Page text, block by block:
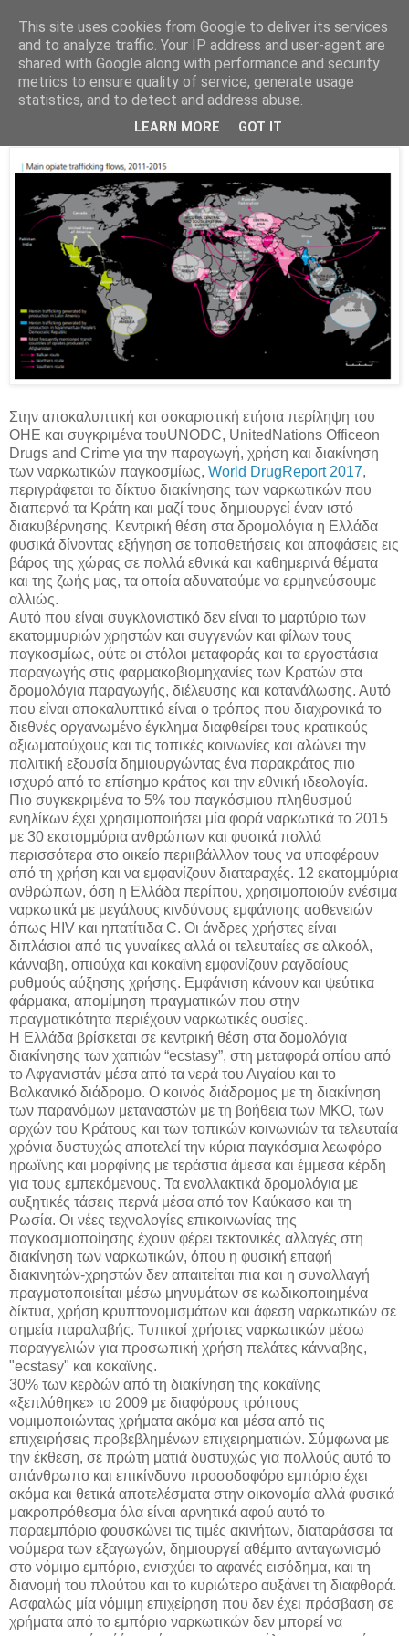
Parakato.gr
ΤΑ ΚΡΑΤΗ ΤΩΝ ΝΑΡΚΩΤΙΚΩΝ
Στην αποκαλυπτική και σοκαριστική ετήσια περίληψη του
ΟΗΕ και συγκριμένα τουUNODC, UnitedNations Officeon
Drugs and Crime για την παραγωγή, χρήση και διακίνηση
των ναρκωτικών παγκοσμίως, World DrugReport 2017,
περιγράφεται το δίκτυο διακίνησης των ναρκωτικών που
διαπερνά τα Κράτη και μαζί τους δημιουργεί έναν ιστό
διακυβέρνησης. Κεντρική θέση στα δρομολόγια η Ελλάδα
φυσικά δίνοντας εξήγηση σε τοποθετήσεις και αποφάσεις εις
βάρος της χώρας σε πολλά εθνικά και καθημερινά θέματα
και της ζωής μας, τα οποία αδυνατούμε να ερμηνεύσουμε
αλλιώς.
Αυτό που είναι συγκλονιστικό δεν είναι το μαρτύριο των
εκατομμυριών χρηστών και συγγενών και φίλων τους
παγκοσμίως, ούτε οι στόλοι μεταφοράς και τα εργοστάσια
παραγωγής στις φαρμακοβιομηχανίες των Κρατών στα
δρομολόγια παραγωγής, διέλευσης και κατανάλωσης. Αυτό
που είναι αποκαλυπτικό είναι ο τρόπος που διαχρονικά το
διεθνές οργανωμένο έγκλημα διαφθείρει τους κρατικούς
αξιωματούχους και τις τοπικές κοινωνίες και αλώνει την
πολιτική εξουσία δημιουργώντας ένα παρακράτος πιο
ισχυρό από το επίσημο κράτος και την εθνική ιδεολογία.
Πιο συγκεκριμένα το 5% του παγκόσμιου πληθυσμού
ενηλίκων έχει χρησιμοποιήσει μία φορά ναρκωτικά το 2015
με 30 εκατομμύρια ανθρώπων και φυσικά πολλά
περισσότερα στο οικείο περιιβάλλλον τους να υποφέρουν
από τη χρήση και να εμφανίζουν διαταραχές. 12 εκατομμύρια
ανθρώπων, όση η Ελλάδα περίπου, χρησιμοποιούν ενέσιμα
ναρκωτικά με μεγάλους κινδύνους εμφάνισης ασθενειών
όπως HIV και ηπατίτιδα C. Οι άνδρες χρήστες είναι
διπλάσιοι από τις γυναίκες αλλά οι τελευταίες σε αλκοόλ,
κάνναβη, οπιούχα και κοκαϊνη εμφανίζουν ραγδαίους
ρυθμούς αύξησης χρήσης. Εμφάνιση κάνουν και ψεύτικα
φάρμακα, απομίμηση πραγματικών που στην
πραγματικότητα περιέχουν ναρκωτικές ουσίες.
Η Ελλάδα βρίσκεται σε κεντρική θέση στα δομολόγια
διακίνησης των χαπιών “ecstasy”, στη μεταφορά οπίου από
το Αφγανιστάν μέσα από τα νερά του Αιγαίου και το
Βαλκανικό διάδρομο. Ο κοινός διάδρομος με τη διακίνηση
των παρανόμων μεταναστών με τη βοήθεια των ΜΚΟ, των
αρχών του Κράτους και των τοπικών κοινωνιών τα τελευταία
χρόνια δυστυχώς αποτελεί την κύρια παγκόσμια λεωφόρο
ηρωϊνης και μορφίνης με τεράστια άμεσα και έμμεσα κέρδη
για τους εμπεκόμενους. Τα εναλλακτικά δρομολόγια με
αυξητικές τάσεις περνά μέσα από τον Καύκασο και τη
Ρωσία. Οι νέες τεχνολογίες επικοινωνίας της
παγκοσμιοποίησης έχουν φέρει τεκτονικές αλλαγές στη
διακίνηση των ναρκωτικών, όπου η φυσική επαφή
διακινητών-χρηστών δεν απαιτείται πια και η συναλλαγή
πραγματοποιείται μέσω μηνυμάτων σε κωδικοποιημένα
δίκτυα, χρήση κρυπτονομισμάτων και άφεση ναρκωτικών σε
σημεία παραλαβής. Τυπικοί χρήστες ναρκωτικών μέσω
παραγγελιών για προσωπική χρήση πελάτες κάνναβης,
"ecstasy" και κοκαϊνης.
30% των κερδών από τη διακίνηση της κοκαϊνης
«ξεπλύθηκε» το 2009 με διαφόρους τρόπους
νομιμοποιώντας χρήματα ακόμα και μέσα από τις
επιχειρήσεις προβεβλημένων επιχειρηματιών. Σύμφωνα με
την έκθεση, σε πρώτη ματιά δυστυχώς για πολλούς αυτό το
απάνθρωπο και επικίνδυνο προσοδοφόρο εμπόριο έχει
ακόμα και θετικά αποτελέσματα στην οικονομία αλλά φυσικά
μακροπρόθεσμα όλα είναι αρνητικά αφού αυτό το
παραεμπόριο φουσκώνει τις τιμές ακινήτων, διαταράσσει τα
νούμερα των εξαγωγών, δημιουργεί αθέμιτο ανταγωνισμό
στο νόμιμο εμπόριο, ενισχύει το αφανές εισόδημα, και τη
διανομή του πλούτου και το κυριώτερο αυξάνει τη διαφθορά.
Ασφαλώς μία νόμιμη επιχείρηση που δεν έχει πρόσβαση σε
χρήματα από το εμπόριο ναρκωτικών δεν μπορεί να
This site uses cookies from Google to deliver its services
and to analyze traffic. Your IP address and user-agent are
shared with Google along with performance and security
metrics to ensure quality of service, generate usage
statistics, and to detect and address abuse.
LEARN MORE GOT IT